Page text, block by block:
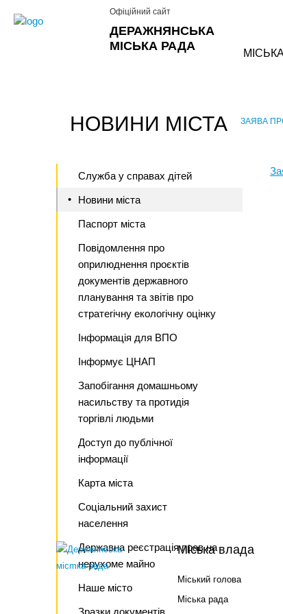
ДЕРАЖНЯНСЬКА
МІСЬКА РАДА
Офіційний сайт
НОВИНИ МІСТА ЗАЯВА
Служба у справах дітей
Новини міста
Паспорт міста
Повідомлення про
оприлюднення проєктів
документів державного
планування та звітів про
стратегічну екологічну оцінку
Інформація для ВПО
Інформує ЦНАП
Запобігання домашньому
насильству та протидія
торгівлі людьми
Доступ до публічної
інформації
Карта міста
Соціальний захист
населення
Державна реєстрація прав на
нерухоме майно
Наше місто
Зразки документів
Міська влада
Міський голова
Міська рада